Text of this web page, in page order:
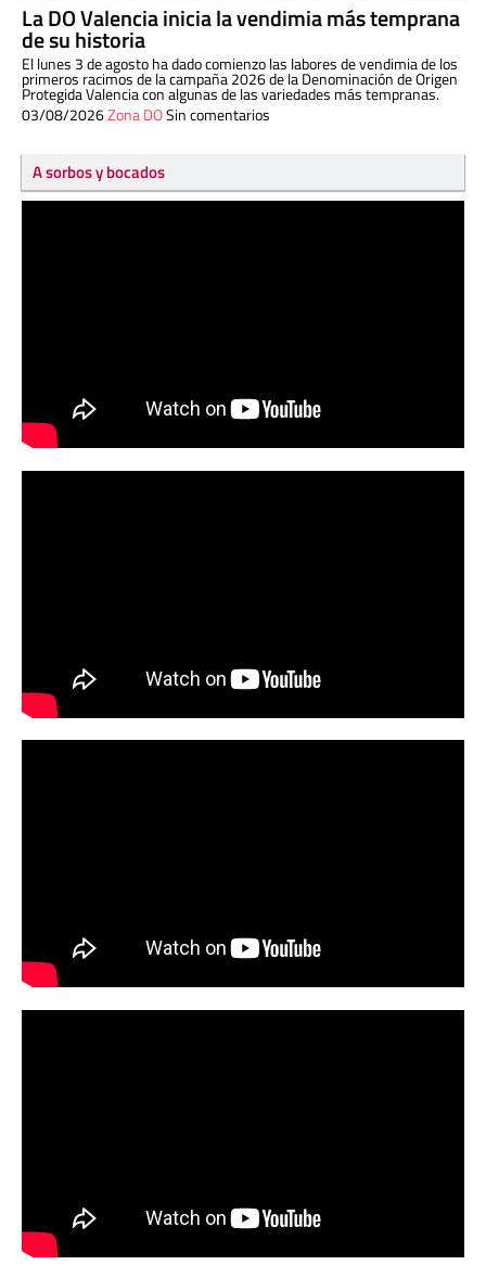
La DO Valencia inicia la vendimia más temprana
de su historia
El lunes 3 de agosto ha dado comienzo las labores de vendimia de los
primeros racimos de la campaña 2026 de la Denominación de Origen
Protegida Valencia con algunas de las variedades más tempranas.
03/08/2026Zona DOSin comentarios
A sorbos y bocados